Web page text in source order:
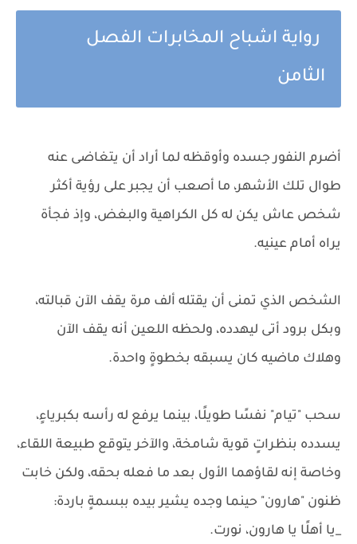
رواية اشباح المخابرات الفصل
الثامن
أضرم النفور جسده وأوقظه لما أراد أن يتغاضى عنه
طوال تلك الأشهر، ما أصعب أن يجبر على رؤية أكثر
شخص عاش يكن له كل الكراهية والبغض، وإذ فجأة
يراه أمام عينيه.
الشخص الذي تمنى أن يقتله ألف مرة يقف الآن قبالته،
وبكل برود أتى ليهدده، ولحظه اللعين أنه يقف الآن
وهلاك ماضيه كان يسبقه بخطوةٍ واحدة.
سحب "تيام" نفسًا طويلًا، بينما يرفع له رأسه بكبرياءٍ،
يسدده بنظراتٍ قوية شامخة، والآخر يتوقع طبيعة اللقاء،
وخاصة إنه لقاؤهما الأول بعد ما فعله بحقه، ولكن خابت
ظنون "هارون" حينما وجده يشير بيده ببسمةٍ باردة:
_يا أهلًا يا هارون، نورت.